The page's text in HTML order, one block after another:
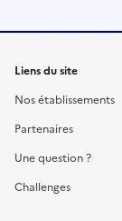
Liens du site
Nos établissements
Partenaires
Une question ?
Challenges